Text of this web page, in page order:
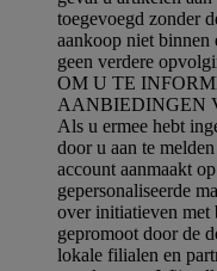
toegevoegd zonder
aankoop niet binnen
geen verdere
OM U TE
AANBIEDINGEN
Als u ermee hebt
door u aan te
account aanmaakt
gepersonaliseerde
over initiatieven met
gepromoot door de
lokale filialen en